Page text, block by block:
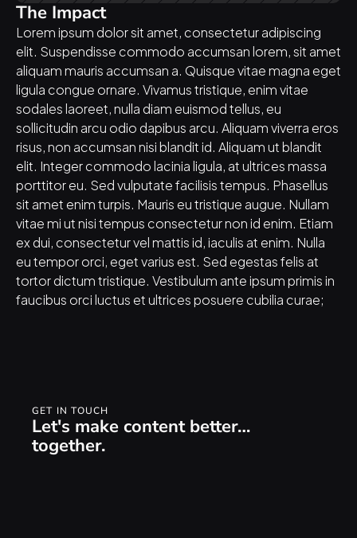
The Impact
Lorem ipsum dolor sit amet, consectetur adipiscing
elit. Suspendisse commodo accumsan lorem, sit amet
aliquam mauris accumsan a. Quisque vitae magna eget
ligula congue ornare. Vivamus tristique, enim vitae
sodales laoreet, nulla diam euismod tellus, eu
sollicitudin arcu odio dapibus arcu. Aliquam viverra eros
risus, non accumsan nisi blandit id. Aliquam ut blandit
elit. Integer commodo lacinia ligula, at ultrices massa
porttitor eu. Sed vulputate facilisis tempus. Phasellus
sit amet enim turpis. Mauris eu tristique augue. Nullam
vitae mi ut nisi tempus consectetur non id enim. Etiam
ex dui, consectetur vel mattis id, iaculis at enim. Nulla
eu tempor orci, eget varius est. Sed egestas felis at
tortor dictum tristique. Vestibulum ante ipsum primis in
faucibus orci luctus et ultrices posuere cubilia curae;
GET IN TOUCH
Let's make content better…
together.